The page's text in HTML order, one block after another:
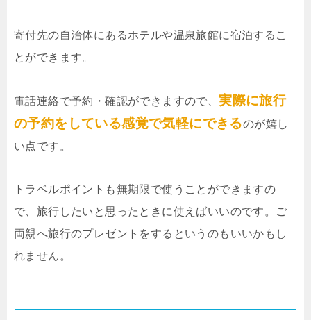
寄付先の自治体にあるホテルや温泉旅館に宿泊するこ
とができます。
電話連絡で予約・確認ができますので、実際に旅行
の予約をしている感覚で気軽にできるのが嬉し
い点です。
トラベルポイントも無期限で使うことができますの
で、旅行したいと思ったときに使えばいいのです。ご
両親へ旅行のプレゼントをするというのもいいかもし
れません。